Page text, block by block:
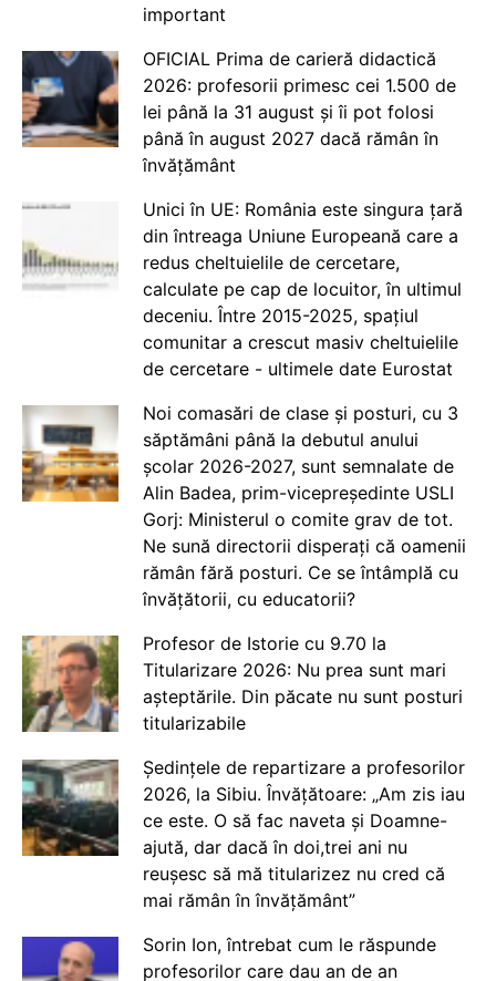
important
OFICIAL Prima de carieră didactică
2026: profesorii primesc cei 1.500 de
lei până la 31 august și îi pot folosi
până în august 2027 dacă rămân în
învățământ
Unici în UE: România este singura țară
din întreaga Uniune Europeană care a
redus cheltuielile de cercetare,
calculate pe cap de locuitor, în ultimul
deceniu. Între 2015-2025, spațiul
comunitar a crescut masiv cheltuielile
de cercetare - ultimele date Eurostat
Noi comasări de clase și posturi, cu 3
săptămâni până la debutul anului
școlar 2026-2027, sunt semnalate de
Alin Badea, prim-vicepreședinte USLI
Gorj: Ministerul o comite grav de tot.
Ne sună directorii disperați că oamenii
rămân fără posturi. Ce se întâmplă cu
învățătorii, cu educatorii?
Profesor de Istorie cu 9.70 la
Titularizare 2026: Nu prea sunt mari
așteptările. Din păcate nu sunt posturi
titularizabile
Ședințele de repartizare a profesorilor
2026, la Sibiu. Învățătoare: „Am zis iau
ce este. O să fac naveta și Doamne-
ajută, dar dacă în doi,trei ani nu
reușesc să mă titularizez nu cred că
mai rămân în învățământ”
Sorin Ion, întrebat cum le răspunde
profesorilor care dau an de an